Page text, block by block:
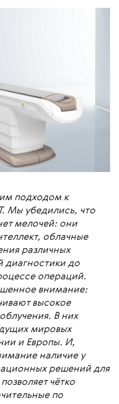
подходом к
Мы убедились, что
мелочей: они
облачные
различных
диагностики до
операций.
внимание:
высокое
В них
мировых
и Европы. И,
наличие у
решений для
чётко
по